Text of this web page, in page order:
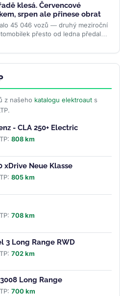
klesá. Červencové
srpen ale přinese obrat
45 046 vozů — druhý meziroční
přesto od ledna předala
z našeho katalogu elektroaut s
- CLA 250+ Electric
808 km
xDrive Neue Klasse
805 km
708 km
3 Long Range RWD
702 km
Long Range
700 km